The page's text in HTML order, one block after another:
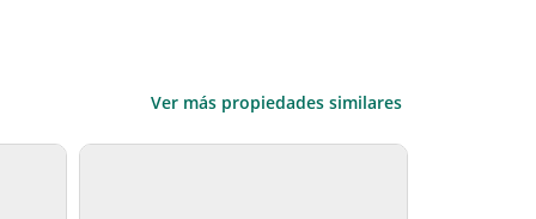
Ver más propiedades similares